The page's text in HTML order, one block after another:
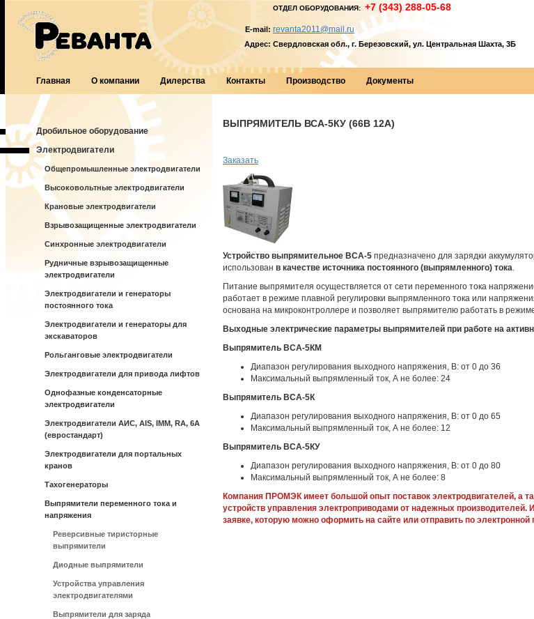
ОТДЕЛ ОБОРУДОВАНИЯ: +7 (343) 288-05-68
E-mail: revanta2011@mail.ru
Адрес: Свердловская обл., г. Березовский, ул. Центральная Шахта, 3Б
Главная О компании Дилерства Контакты Производство Документы
Дробильное оборудование
Электродвигатели
Общепромышленные электродвигатели
Высоковольтные электродвигатели
Крановые электродвигатели
Взрывозащищенные электродвигатели
Синхронные электродвигатели
Рудничные взрывозащищенные
электродвигатели
Электродвигатели и генераторы
постоянного тока
Электродвигатели и генераторы для
экскаваторов
Рольганговые электродвигатели
Электродвигатели для привода лифтов
Однофазные конденсаторные
электродвигатели
Электродвигатели АИС, AIS, IMM, RA, 6A
(евростандарт)
Электродвигатели для портальных
кранов
Тахогенераторы
Выпрямители переменного тока и
напряжения
Реверсивные тиристорные
выпрямители
Диодные выпрямители
Устройства управления
электродвигателями
Выпрямители для заряда
ВЫПРЯМИТЕЛЬ ВСА-5КУ (66В 12А)
Заказать
Устройство выпрямительное ВСА-5 предназначено для зарядки
использован в качестве источника постоянного (выпрямленного) тока.
Питание выпрямителя осуществляется от сети переменного тока
работает в режиме плавной регулировки выпрямленного тока или
основана на микроконтроллере и позволяет выпрямителю работать в
Выходные электрические параметры выпрямителей при работе на
Выпрямитель ВСА-5КМ
Диапазон регулирования выходного напряжения, В: от 0 до 36
Максимальный выпрямленный ток, А не более: 24
Выпрямитель ВСА-5К
Диапазон регулирования выходного напряжения, В: от 0 до 65
Максимальный выпрямленный ток, А не более: 12
Выпрямитель ВСА-5КУ
Диапазон регулирования выходного напряжения, В: от 0 до 80
Максимальный выпрямленный ток, А не более: 8
Компания ПРОМЭК имеет большой опыт поставок электродвигателей, а
устройств управления электроприводами от надежных
заявке, которую можно оформить на сайте или отправить по электронной